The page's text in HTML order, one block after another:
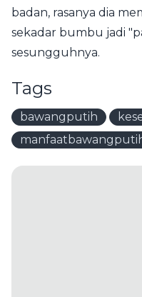
badan, rasanya dia
sekadar bumbu jadi
sesungguhnya.
Tags
bawangputih